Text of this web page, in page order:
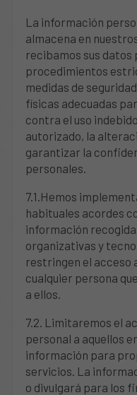
La información
almacena en
recibamos sus datos
procedimientos
medidas de
físicas adecuadas
contra el uso
autorizado, la
garantizar la
personales.
7.1.Hemos
habituales acordes
información
organizativas y
restringen el acceso
cualquier persona
a ellos.
7.2. Limitaremos el
personal a aquellos
información para
servicios. La
o divulgará para los